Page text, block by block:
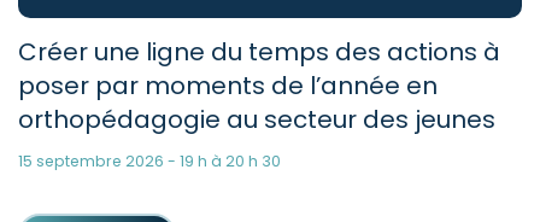
Créer une ligne du temps des actions à
poser par moments de l’année en
orthopédagogie au secteur des jeunes
15 septembre 2026 - 19 h à 20 h 30